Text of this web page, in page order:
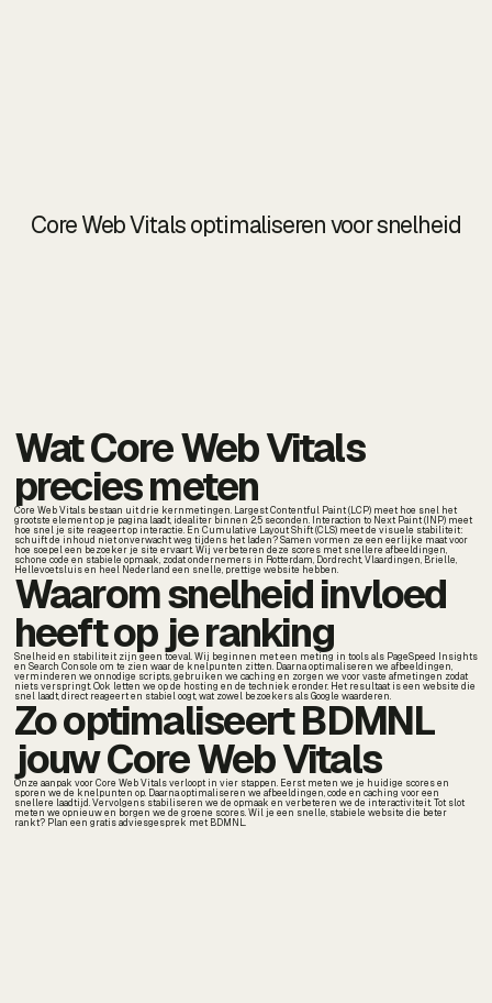
Core Web Vitals optimaliseren voor snelheid
Wat Core Web Vitals
precies meten
Core Web Vitals bestaan uit drie kernmetingen. Largest Contentful Paint (LCP) meet hoe snel het
grootste element op je pagina laadt, idealiter binnen 2,5 seconden. Interaction to Next Paint (INP) meet
hoe snel je site reageert op interactie. En Cumulative Layout Shift (CLS) meet de visuele stabiliteit:
schuift de inhoud niet onverwacht weg tijdens het laden? Samen vormen ze een eerlijke maat voor
hoe soepel een bezoeker je site ervaart. Wij verbeteren deze scores met snellere afbeeldingen,
schone code en stabiele opmaak, zodat ondernemers in Rotterdam, Dordrecht, Vlaardingen, Brielle,
Hellevoetsluis en heel Nederland een snelle, prettige website hebben.
Waarom snelheid invloed
heeft op je ranking
Snelheid en stabiliteit zijn geen toeval. Wij beginnen met een meting in tools als PageSpeed Insights
en Search Console om te zien waar de knelpunten zitten. Daarna optimaliseren we afbeeldingen,
verminderen we onnodige scripts, gebruiken we caching en zorgen we voor vaste afmetingen zodat
niets verspringt. Ook letten we op de hosting en de techniek eronder. Het resultaat is een website die
snel laadt, direct reageert en stabiel oogt, wat zowel bezoekers als Google waarderen.
Zo optimaliseert BDMNL
jouw Core Web Vitals
Onze aanpak voor Core Web Vitals verloopt in vier stappen. Eerst meten we je huidige scores en
sporen we de knelpunten op. Daarna optimaliseren we afbeeldingen, code en caching voor een
snellere laadtijd. Vervolgens stabiliseren we de opmaak en verbeteren we de interactiviteit. Tot slot
meten we opnieuw en borgen we de groene scores. Wil je een snelle, stabiele website die beter
rankt? Plan een gratis adviesgesprek met BDMNL.